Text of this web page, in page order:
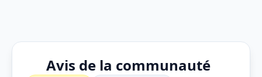
Avis de la communauté